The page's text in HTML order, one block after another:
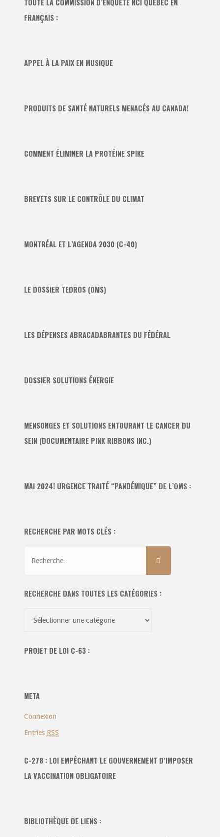
TOUTE LA COMMISSION D’ENQUÊTE NCI QUÉBEC EN
FRANÇAIS :
APPEL À LA PAIX EN MUSIQUE
PRODUITS DE SANTÉ NATURELS MENACÉS AU CANADA!
COMMENT ÉLIMINER LA PROTÉINE SPIKE
BREVETS SUR LE CONTRÔLE DU CLIMAT
MONTRÉAL ET L’AGENDA 2030 (C-40)
LE DOSSIER TEDROS (OMS)
LES DÉPENSES ABRACADABRANTES DU FÉDÉRAL
DOSSIER SOLUTIONS ÉNERGIE
MENSONGES ET SOLUTIONS ENTOURANT LE CANCER DU
SEIN (DOCUMENTAIRE PINK RIBBONS INC.)
MAI 2024! URGENCE TRAITÉ “PANDÉMIQUE” DE L’OMS :
RECHERCHE PAR MOTS CLÉS :
RECHERCHE
RECHERCHE DANS TOUTES LES CATÉGORIES :
les
PROJET DE LOI C-63 :
META
Connexion
Entries RSS
C-278 : LOI EMPÊCHANT LE GOUVERNEMENT D’IMPOSER
LA VACCINATION OBLIGATOIRE
BIBLIOTHÈQUE DE LIENS :